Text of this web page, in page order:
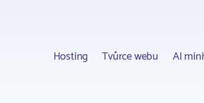
Hosting Tvůrce webu AI